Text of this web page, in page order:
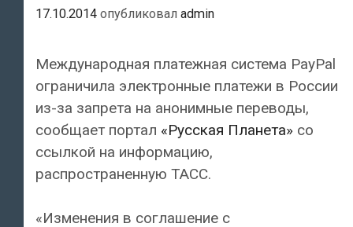
17.10.2014 опубликовал admin
Международная платежная система PayPal
ограничила электронные платежи в России
из-за запрета на анонимные переводы,
сообщает портал «Русская Планета» со
ссылкой на информацию,
распространенную ТАСС.
«Изменения в соглашение с